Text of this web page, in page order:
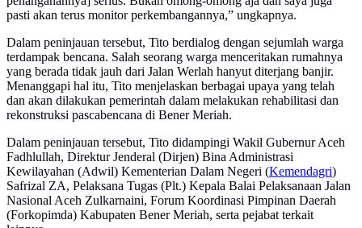
pasti akan terus monitor perkembangannya,” ungkapnya.
Dalam peninjauan tersebut, Tito berdialog dengan sejumlah warga
terdampak bencana. Salah seorang warga menceritakan rumahnya
yang berada tidak jauh dari Jalan Werlah hanyut diterjang banjir.
Menanggapi hal itu, Tito menjelaskan berbagai upaya yang telah
dan akan dilakukan pemerintah dalam melakukan rehabilitasi dan
rekonstruksi pascabencana di Bener Meriah.
Dalam peninjauan tersebut, Tito didampingi Wakil Gubernur Aceh
Fadhlullah, Direktur Jenderal (Dirjen) Bina Administrasi
Kewilayahan (Adwil) Kementerian Dalam Negeri (Kemendagri)
Safrizal ZA, Pelaksana Tugas (Plt.) Kepala Balai Pelaksanaan Jalan
Nasional Aceh Zulkarnaini, Forum Koordinasi Pimpinan Daerah
(Forkopimda) Kabupaten Bener Meriah, serta pejabat terkait